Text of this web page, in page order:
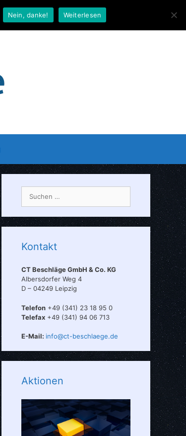
nach:
Kontakt
CT Beschläge GmbH & Co. KG
Albersdorfer Weg 4
D – 04249 Leipzig
Telefon +49 (341) 23 18 95 0
Telefax +49 (341) 94 06 713
E-Mail: info@ct-beschlaege.de
Aktionen
Nein, danke! Weiterlesen